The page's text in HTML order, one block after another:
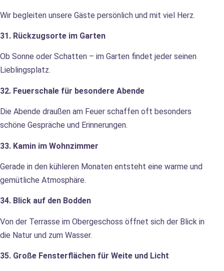
Wir begleiten unsere Gäste persönlich und mit viel Herz.
31. Rückzugsorte im Garten
Ob Sonne oder Schatten – im Garten findet jeder seinen
Lieblingsplatz.
32. Feuerschale für besondere Abende
Die Abende draußen am Feuer schaffen oft besonders
schöne Gespräche und Erinnerungen.
33. Kamin im Wohnzimmer
Gerade in den kühleren Monaten entsteht eine warme und
gemütliche Atmosphäre.
34. Blick auf den Bodden
Von der Terrasse im Obergeschoss öffnet sich der Blick in
die Natur und zum Wasser.
35. Große Fensterflächen für Weite und Licht